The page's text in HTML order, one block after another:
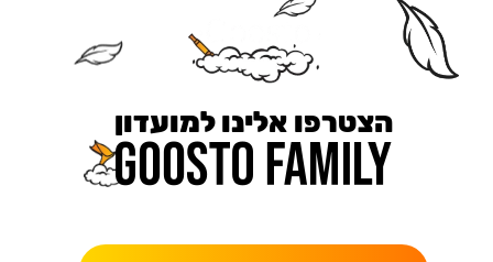
הצטרפו אלינו למועדון